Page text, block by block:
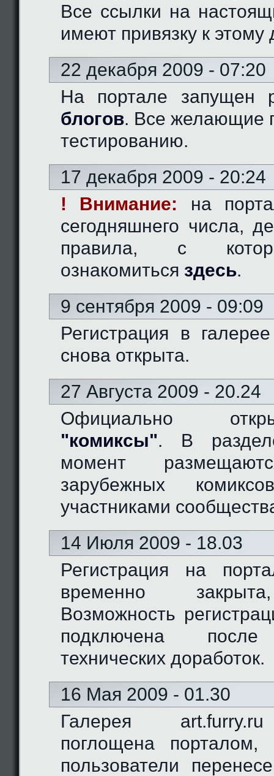
Все ссылки на
имеют привязку к этому
22 декабря 2009 - 07:20
На портале запущен
блогов. Все желающие
тестированию.
17 декабря 2009 - 20:24
! Внимание: на
сегодняшнего числа,
правила, с
ознакомиться здесь.
9 сентября 2009 - 09:09
Регистрация в
снова открыта.
27 Августа 2009 - 20.24
Официально
"комиксы". В
момент
зарубежных
участниками
14 Июля 2009 - 18.03
Регистрация на
временно
Возможность
подключена после
технических доработок.
16 Мая 2009 - 01.30
Галерея
поглощена
пользователи